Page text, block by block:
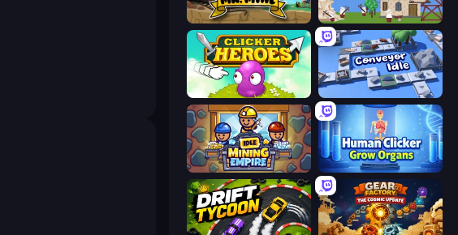
Mr. Mine Babel Tower
Clicker Heroes Conveyor Idle
Idle Mining Empire Human Clicker: Grow Organs